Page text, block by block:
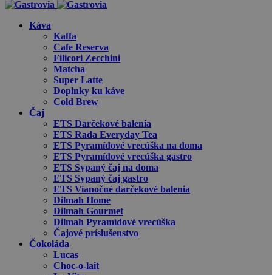
Káva
Kaffa
Cafe Reserva
Filicori Zecchini
Matcha
Super Latte
Doplnky ku káve
Cold Brew
Čaj
ETS Darčekové balenia
ETS Rada Everyday Tea
ETS Pyramídové vrecúška na doma
ETS Pyramídové vrecúška gastro
ETS Sypaný čaj na doma
ETS Sypaný čaj gastro
ETS Vianočné darčekové balenia
Dilmah Home
Dilmah Gourmet
Dilmah Pyramídové vrecúška
Čajové príslušenstvo
Čokoláda
Lucas
Choc-o-lait